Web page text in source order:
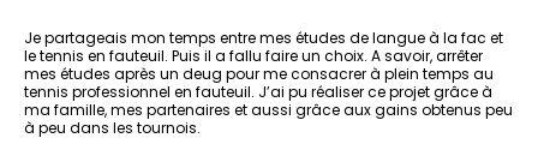
Je partageais mon temps entre mes études de langue à la fac et
le tennis en fauteuil. Puis il a fallu faire un choix. A savoir, arrêter
mes études après un deug pour me consacrer à plein temps au
tennis professionnel en fauteuil. J’ai pu réaliser ce projet grâce à
ma famille, mes partenaires et aussi grâce aux gains obtenus peu
à peu dans les tournois.